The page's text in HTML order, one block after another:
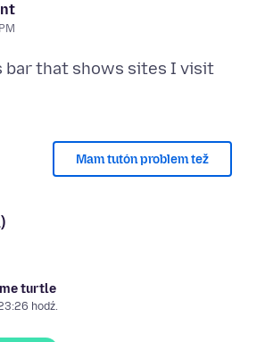
bar that shows sites I visit
Mam tutón problem tež
turtle
hodź.